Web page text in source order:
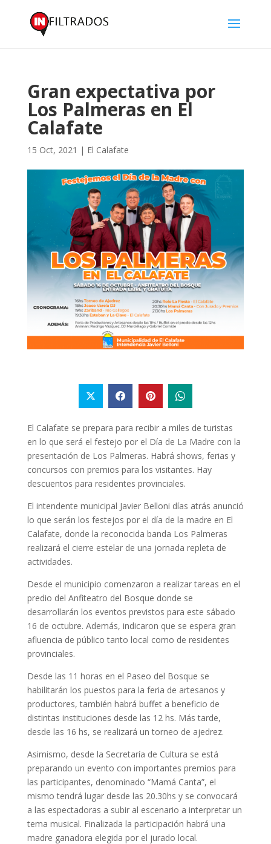
Gran expectativa por
Los Palmeras en El
Calafate
15 Oct, 2021 | El Calafate
El Calafate se prepara para recibir a miles de turistas
en lo que será el festejo por el Día de La Madre con la
presentación de Los Palmeras. Habrá shows, ferias y
concursos con premios para los visitantes. Hay
descuentos para residentes provinciales.
El intendente municipal Javier Belloni días atrás anunció
lo que serán los festejos por el día de la madre en El
Calafate, donde la reconocida banda Los Palmeras
realizará el cierre estelar de una jornada repleta de
actividades.
Desde el municipio comenzaron a realizar tareas en el
predio del Anfiteatro del Bosque donde se
desarrollarán los eventos previstos para este sábado
16 de octubre. Además, indicaron que se espera gran
afluencia de público tanto local como de residentes
provinciales.
Desde las 11 horas en el Paseo del Bosque se
habilitarán los puestos para la feria de artesanos y
productores, también habrá buffet a beneficio de
distintas instituciones desde las 12 hs. Más tarde,
desde las 16 hs, se realizará un torneo de ajedrez.
Asimismo, desde la Secretaría de Cultura se está
preparando un evento con importantes premios para
las participantes, denominado “Mamá Canta”, el
mismo tendrá lugar desde las 20.30hs y se convocará
a las espectadoras a subir al escenario a interpretar un
tema musical. Finalizada la participación habrá una
madre ganadora elegida por el jurado local.